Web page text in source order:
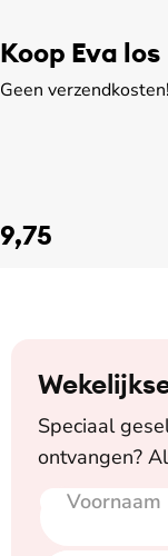
Koop Eva los
Geen verzendkosten!
9,75
Speciaal
ontvangen?
Voornaam
E-mailadres